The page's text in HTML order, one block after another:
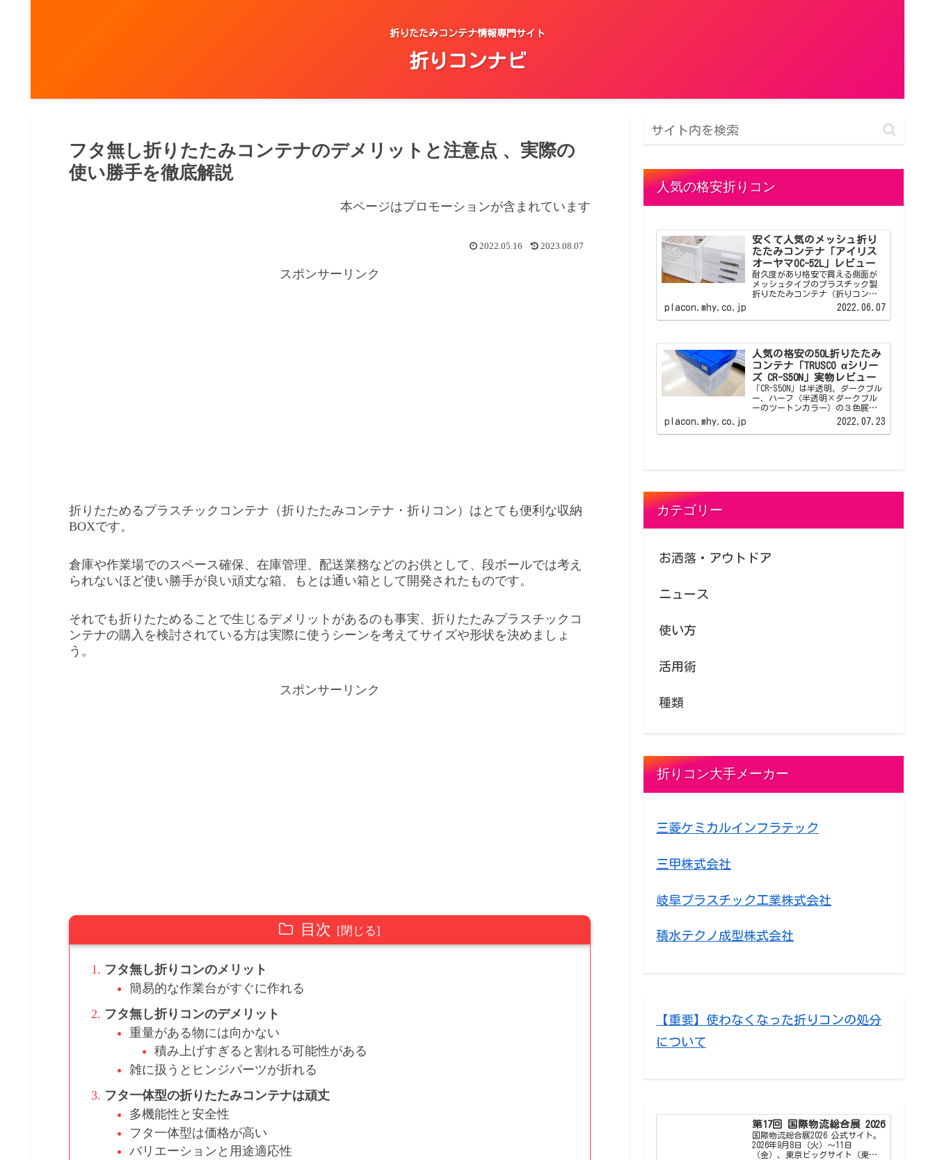
折りたたみコンテナ情報専門サイト
折りコンナビ
フタ無し折りたたみコンテナのデメリットと注意点 、実際の
使い勝手を徹底解説
本ページはプロモーションが含まれています
2022.05.16 2023.08.07
スポンサーリンク
折りたためるプラスチックコンテナ（折りたたみコンテナ・折りコン）はとても便利な収納
BOXです。
倉庫や作業場でのスペース確保、在庫管理、配送業務などのお供として、段ボールでは考え
られないほど使い勝手が良い頑丈な箱、もとは通い箱として開発されたものです。
それでも折りたためることで生じるデメリットがあるのも事実、折りたたみプラスチックコ
ンテナの購入を検討されている方は実際に使うシーンを考えてサイズや形状を決めましょ
う。
スポンサーリンク
目次
フタ無し折りコンのメリット
簡易的な作業台がすぐに作れる
フタ無し折りコンのデメリット
重量がある物には向かない
積み上げすぎると割れる可能性がある
雑に扱うとヒンジパーツが折れる
フタ一体型の折りたたみコンテナは頑丈
多機能性と安全性
フタ一体型は価格が高い
バリエーションと用途適応性
人気の格安折りコン
安くて人気のメッシュ折り
たたみコンテナ「アイリス
オーヤマOC-52L」レビュー
耐久度があり格安で買える側面が
メッシュタイプのプラスチック製
折りたたみコンテナ（折りコン）
「アイリスオーヤマOC-52L」のレ
ビューです。 アイリスオーヤマ
OC-52Lは人から見られる店舗やオ
くならない折りたたみコンテナで
す。
placon.mhy.co.jp 2022.06.07
人気の格安の50L折りたたみ
コンテナ「TRUSCO αシリー
ズ CR-S50N」実物レビュー
「CR-S50N」は半透明、ダークブル
ー、ハーフ（半透明×ダークブル
ーのツートンカラー）の３色展
開、ネット通販の安いところでは
1500円以下から出品されている人
気の折りたたみコンテナです。 そ
placon.mhy.co.jp 2022.07.23
カテゴリー
お洒落・アウトドア
ニュース
使い方
活用術
種類
折りコン大手メーカー
三菱ケミカルインフラテック
三甲株式会社
岐阜プラスチック工業株式会社
積水テクノ成型株式会社
【重要】使わなくなった折りコンの処分
について
第17回 国際物流総合展 2026
国際物流総合展2026 公式サイト。
2026年9月8日（火）～11日
（金）、東京ビッグサイト（東京